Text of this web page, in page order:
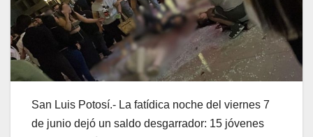
San Luis Potosí.- La fatídica noche del viernes 7
de junio dejó un saldo desgarrador: 15 jóvenes